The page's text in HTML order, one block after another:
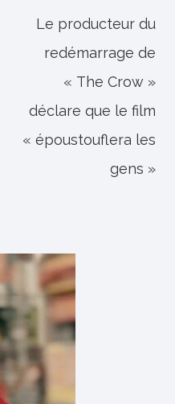
Le producteur du
redémarrage de
« The Crow »
déclare que le film
« époustouflera les
gens »